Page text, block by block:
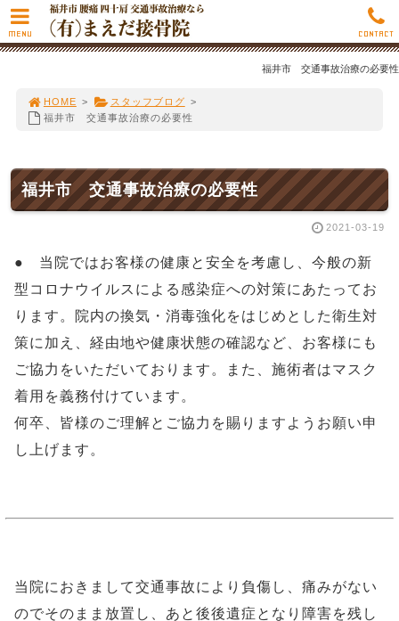
福井市 交通事故治療の必要性
HOME > スタッフブログ >
福井市 交通事故治療の必要性
福井市 交通事故治療の必要性
2021-03-19
● 当院ではお客様の健康と安全を考慮し、今般の新
型コロナウイルスによる感染症への対策にあたってお
ります。院内の換気・消毒強化をはじめとした衛生対
策に加え、経由地や健康状態の確認など、お客様にも
ご協力をいただいております。また、施術者はマスク
着用を義務付けています。
何卒、皆様のご理解とご協力を賜りますようお願い申
し上げます。
当院におきまして交通事故により負傷し、痛みがない
のでそのまま放置し、あと後後遺症となり障害を残し
MENU CONTACT